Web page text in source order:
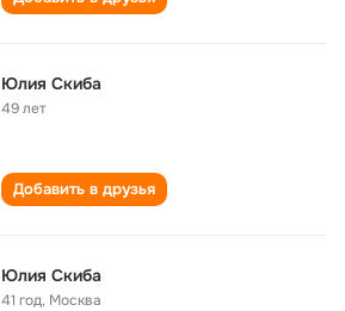
Юлия Скиба
49 лет
Добавить в друзья
Юлия Скиба
41 год, Москва